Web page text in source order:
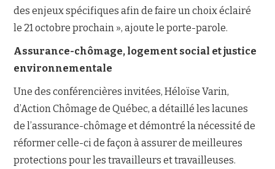
des enjeux spécifiques afin de faire un choix éclairé
le 21 octobre prochain », ajoute le porte-parole.
Assurance-chômage, logement social et justice
environnementale
Une des conférencières invitées, Héloïse Varin,
d’Action Chômage de Québec, a détaillé les lacunes
de l’assurance-chômage et démontré la nécessité de
réformer celle-ci de façon à assurer de meilleures
protections pour les travailleurs et travailleuses.